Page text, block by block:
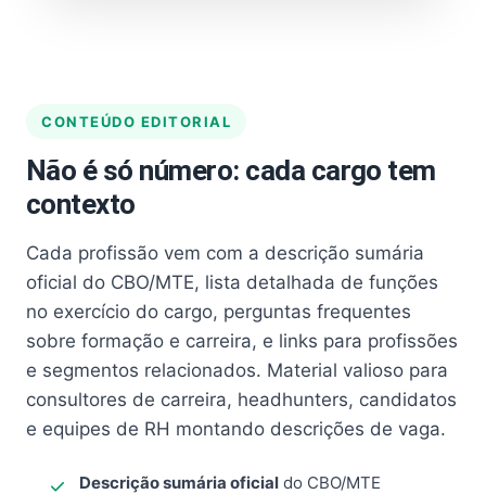
CONTEÚDO EDITORIAL
Não é só número: cada cargo tem
contexto
Cada profissão vem com a descrição sumária
oficial do CBO/MTE, lista detalhada de funções
no exercício do cargo, perguntas frequentes
sobre formação e carreira, e links para profissões
e segmentos relacionados. Material valioso para
consultores de carreira, headhunters, candidatos
e equipes de RH montando descrições de vaga.
Descrição sumária oficial do CBO/MTE